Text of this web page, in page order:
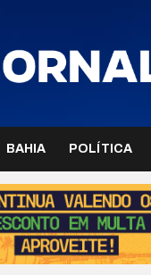
BAHIA POLÍTICA